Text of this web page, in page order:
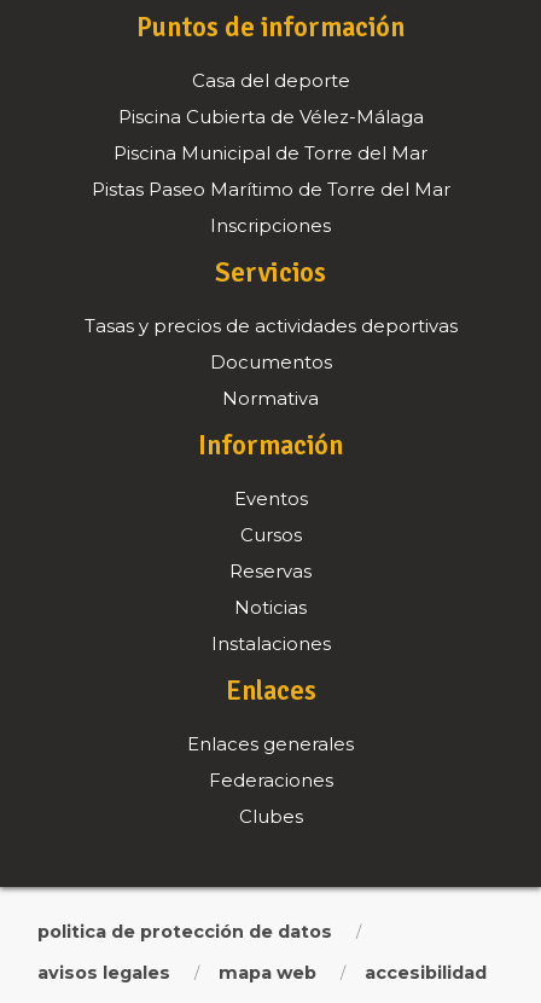
Puntos de información
Casa del deporte
Piscina Cubierta de Vélez-Málaga
Piscina Municipal de Torre del Mar
Pistas Paseo Marítimo de Torre del Mar
Inscripciones
Servicios
Tasas y precios de actividades deportivas
Documentos
Normativa
Información
Eventos
Cursos
Reservas
Noticias
Instalaciones
Enlaces
Enlaces generales
Federaciones
Clubes
politica de protección de datos /
avisos legales / mapa web / accesibilidad